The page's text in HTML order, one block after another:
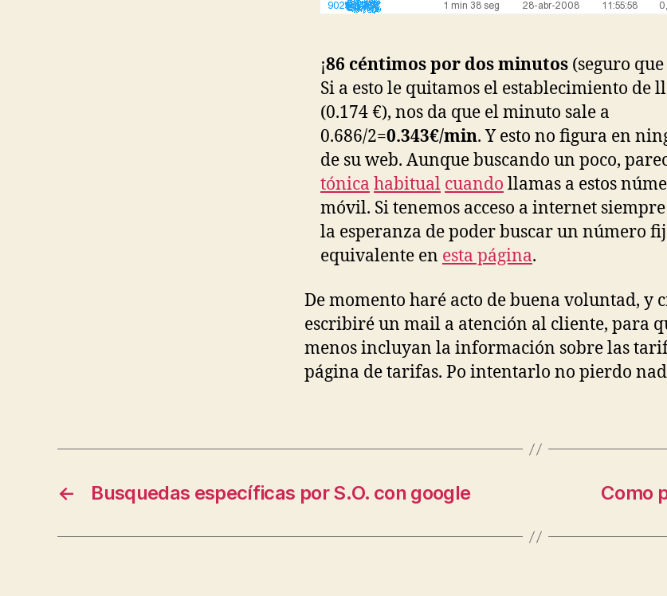
¡86 céntimos por dos minutos (seguro
Si a esto le quitamos el establecimiento de
(0.174 €), nos da que el minuto sale a
0.686/2=0.343€/min. Y esto no figura en
de su web. Aunque buscando un poco,
tónica habitual cuando llamas a estos
móvil. Si tenemos acceso a internet
la esperanza de poder buscar un número
equivalente en esta página.
De momento haré acto de buena voluntad, y
escribiré un mail a atención al cliente, para
menos incluyan la información sobre las
página de tarifas. Po intentarlo no pierdo
← Busquedas específicas por S.O. con google Como